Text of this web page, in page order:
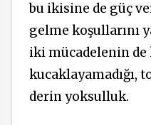
bu ikisine de güç
gelme koşullarını
iki mücadelenin de
kucaklayamadığı,
derin yoksulluk.